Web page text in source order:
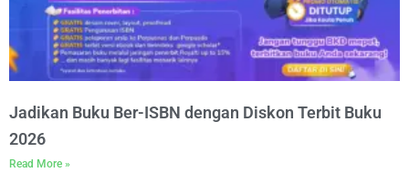
Jadikan Buku Ber-ISBN dengan Diskon Terbit Buku
2026
Read More »